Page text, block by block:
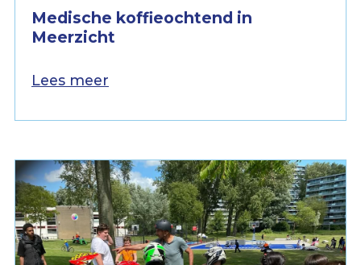
Medische koffieochtend in
Meerzicht
Lees meer